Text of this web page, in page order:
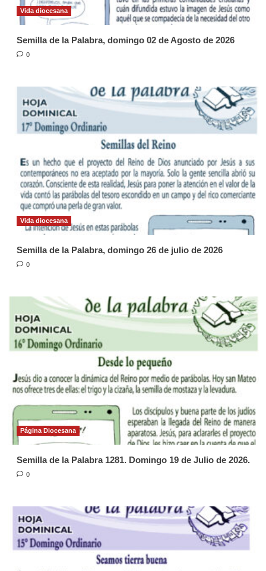
Vida diocesana
Semilla de la Palabra, domingo 02 de Agosto de 2026
0
Vida diocesana
Semilla de la Palabra, domingo 26 de julio de 2026
0
Página Diocesana
Semilla de la Palabra 1281. Domingo 19 de Julio de 2026.
0